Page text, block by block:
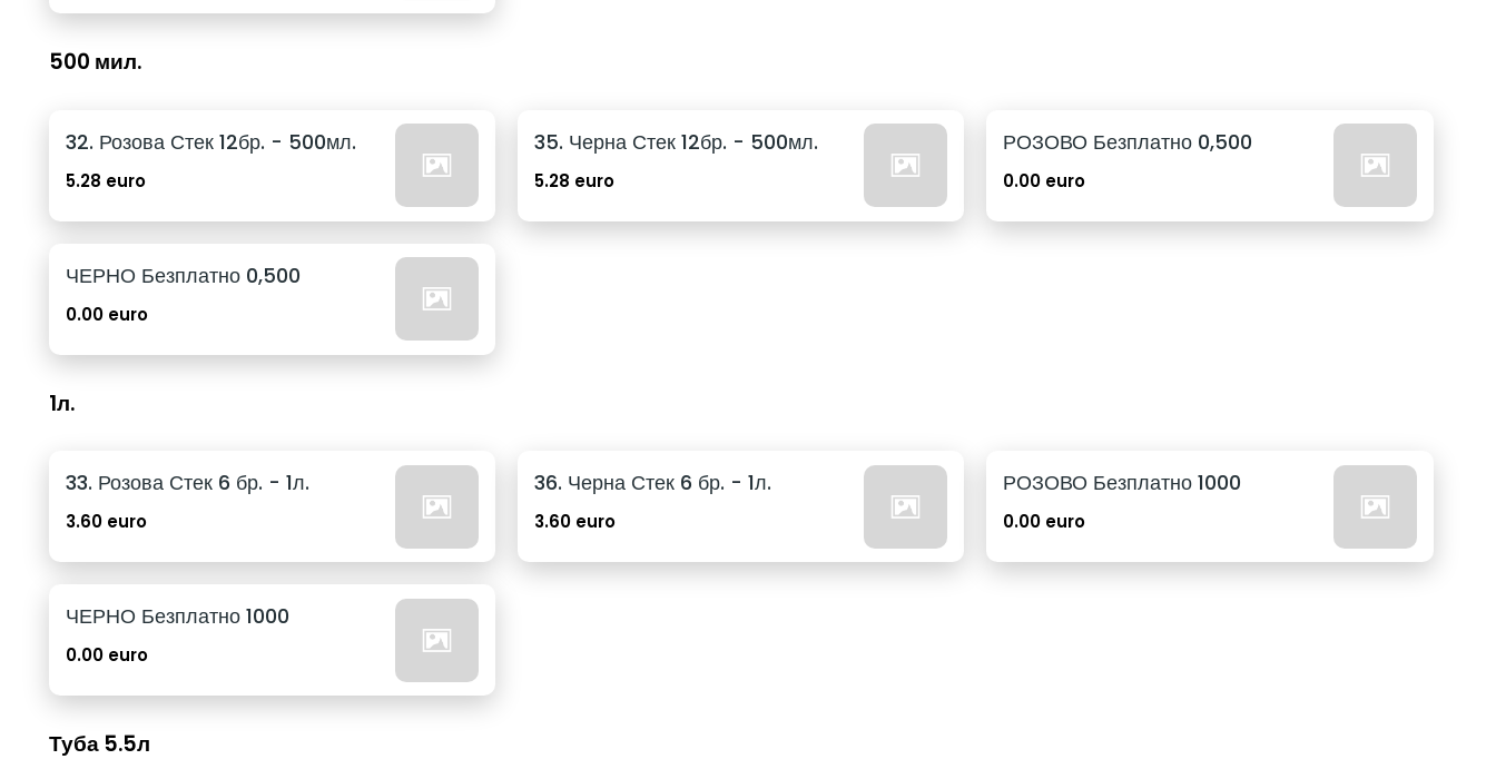
500 мил.
32. Розова Стек 12бр. - 500мл.
5.28 euro
35. Черна Стек 12бр. - 500мл.
5.28 euro
РОЗОВО Безплатно 0,500
0.00 euro
ЧЕРНО Безплатно 0,500
0.00 euro
1л.
33. Розова Стек 6 бр. - 1л.
3.60 euro
36. Черна Стек 6 бр. - 1л.
3.60 euro
РОЗОВО Безплатно 1000
0.00 euro
ЧЕРНО Безплатно 1000
0.00 euro
Туба 5.5л